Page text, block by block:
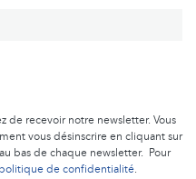
de recevoir notre newsletter. Vous
vous désinscrire en cliquant sur
bas de chaque newsletter. Pour
politique de confidentialité.